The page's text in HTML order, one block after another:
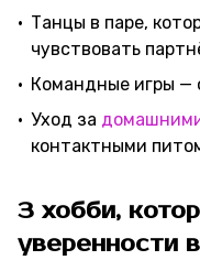
Танцы в паре,
чувствовать
Командные игры —
Уход за
контактными
3 хобби,
уверенности